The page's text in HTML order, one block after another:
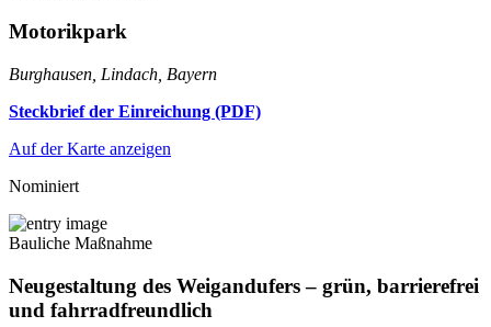
Motorikpark
Burghausen, Lindach, Bayern
Steckbrief der Einreichung (PDF)
Auf der Karte anzeigen
Nominiert
Bauliche Maßnahme
Neugestaltung des Weigandufers – grün, barrierefrei
und fahrradfreundlich